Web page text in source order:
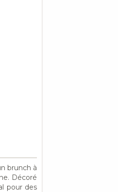
brunch à
Décoré
pour des